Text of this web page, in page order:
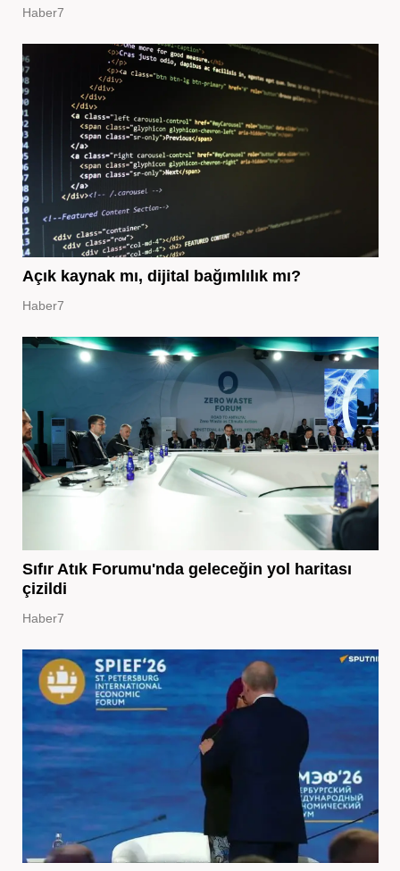
Haber7
Açık kaynak mı, dijital bağımlılık mı?
Haber7
Sıfır Atık Forumu'nda geleceğin yol haritası
çizildi
Haber7